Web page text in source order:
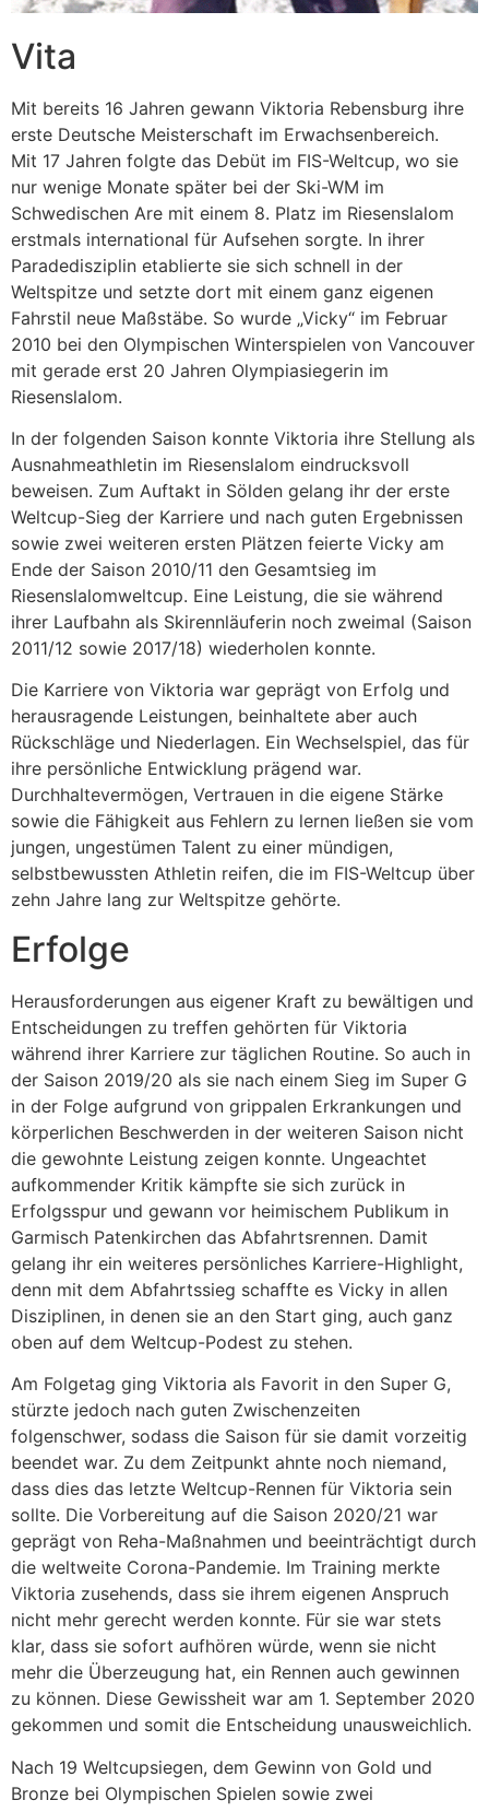
Vita
Mit bereits 16 Jahren gewann Viktoria Rebensburg ihre
erste Deutsche Meisterschaft im Erwachsenbereich.
Mit 17 Jahren folgte das Debüt im FIS-Weltcup, wo sie
nur wenige Monate später bei der Ski-WM im
Schwedischen Are mit einem 8. Platz im Riesenslalom
erstmals international für Aufsehen sorgte. In ihrer
Paradedisziplin etablierte sie sich schnell in der
Weltspitze und setzte dort mit einem ganz eigenen
Fahrstil neue Maßstäbe. So wurde „Vicky“ im Februar
2010 bei den Olympischen Winterspielen von Vancouver
mit gerade erst 20 Jahren Olympiasiegerin im
Riesenslalom.
In der folgenden Saison konnte Viktoria ihre Stellung als
Ausnahmeathletin im Riesenslalom eindrucksvoll
beweisen. Zum Auftakt in Sölden gelang ihr der erste
Weltcup-Sieg der Karriere und nach guten Ergebnissen
sowie zwei weiteren ersten Plätzen feierte Vicky am
Ende der Saison 2010/11 den Gesamtsieg im
Riesenslalomweltcup. Eine Leistung, die sie während
ihrer Laufbahn als Skirennläuferin noch zweimal (Saison
2011/12 sowie 2017/18) wiederholen konnte.
Die Karriere von Viktoria war geprägt von Erfolg und
herausragende Leistungen, beinhaltete aber auch
Rückschläge und Niederlagen. Ein Wechselspiel, das für
ihre persönliche Entwicklung prägend war.
Durchhaltevermögen, Vertrauen in die eigene Stärke
sowie die Fähigkeit aus Fehlern zu lernen ließen sie vom
jungen, ungestümen Talent zu einer mündigen,
selbstbewussten Athletin reifen, die im FIS-Weltcup über
zehn Jahre lang zur Weltspitze gehörte.
Erfolge
Herausforderungen aus eigener Kraft zu bewältigen und
Entscheidungen zu treffen gehörten für Viktoria
während ihrer Karriere zur täglichen Routine. So auch in
der Saison 2019/20 als sie nach einem Sieg im Super G
in der Folge aufgrund von grippalen Erkrankungen und
körperlichen Beschwerden in der weiteren Saison nicht
die gewohnte Leistung zeigen konnte. Ungeachtet
aufkommender Kritik kämpfte sie sich zurück in
Erfolgsspur und gewann vor heimischem Publikum in
Garmisch Patenkirchen das Abfahrtsrennen. Damit
gelang ihr ein weiteres persönliches Karriere-Highlight,
denn mit dem Abfahrtssieg schaffte es Vicky in allen
Disziplinen, in denen sie an den Start ging, auch ganz
oben auf dem Weltcup-Podest zu stehen.
Am Folgetag ging Viktoria als Favorit in den Super G,
stürzte jedoch nach guten Zwischenzeiten
folgenschwer, sodass die Saison für sie damit vorzeitig
beendet war. Zu dem Zeitpunkt ahnte noch niemand,
dass dies das letzte Weltcup-Rennen für Viktoria sein
sollte. Die Vorbereitung auf die Saison 2020/21 war
geprägt von Reha-Maßnahmen und beeinträchtigt durch
die weltweite Corona-Pandemie. Im Training merkte
Viktoria zusehends, dass sie ihrem eigenen Anspruch
nicht mehr gerecht werden konnte. Für sie war stets
klar, dass sie sofort aufhören würde, wenn sie nicht
mehr die Überzeugung hat, ein Rennen auch gewinnen
zu können. Diese Gewissheit war am 1. September 2020
gekommen und somit die Entscheidung unausweichlich.
Nach 19 Weltcupsiegen, dem Gewinn von Gold und
Bronze bei Olympischen Spielen sowie zwei